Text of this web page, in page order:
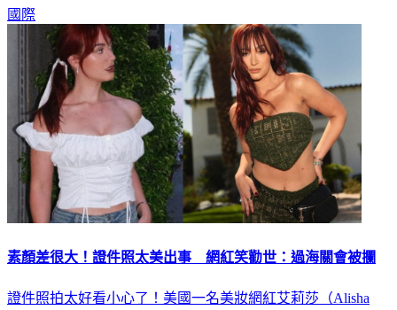
國際
素顏差很大！證件照太美出事 網紅笑勸世：過海關會被攔
證件照拍太好看小心了！美國一名美妝網紅艾莉莎（Alisha